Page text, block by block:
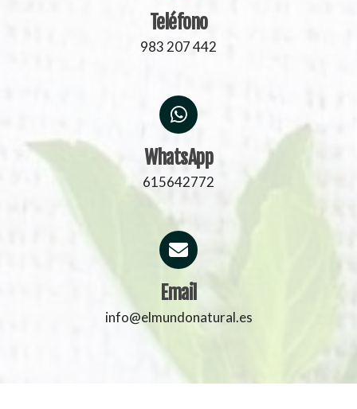
Teléfono
983 207 442
WhatsApp
615642772
Email
info@elmundonatural.es